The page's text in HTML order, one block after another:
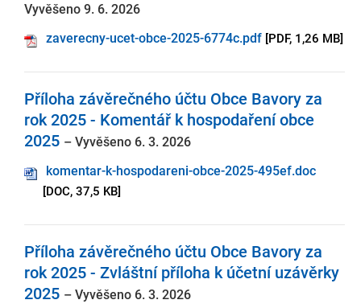
Vyvěšeno 9. 6. 2026
zaverecny-ucet-obce-2025-6774c.pdf [PDF, 1,26 MB]
Příloha závěrečného účtu Obce Bavory za
rok 2025 - Komentář k hospodaření obce
2025 – Vyvěšeno 6. 3. 2026
komentar-k-hospodareni-obce-2025-495ef.doc
[DOC, 37,5 KB]
Příloha závěrečného účtu Obce Bavory za
rok 2025 - Zvláštní příloha k účetní uzávěrky
2025 – Vyvěšeno 6. 3. 2026